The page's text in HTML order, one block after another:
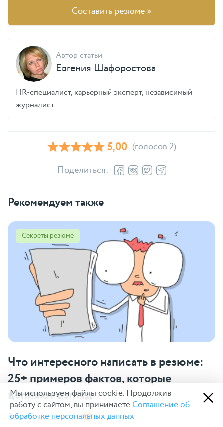
Составить резюме »
Автор статьи
Евгения Шафоростова
HR-специалист, карьерный эксперт, независимый
журналист.
5,00 (голосов 2)
Поделиться:
Рекомендуем также
Секреты резюме
Что интересного написать в резюме:
25+ примеров фактов, которые
цепляют взгляд
Вас точно заметят
Мы используем файлы cookie. Продолжив
работу с сайтом, вы принимаетеСоглашение об
обработке персональных данных